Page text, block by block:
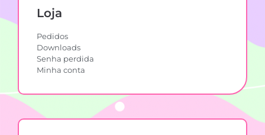
Loja
Pedidos
Downloads
Senha perdida
Minha conta